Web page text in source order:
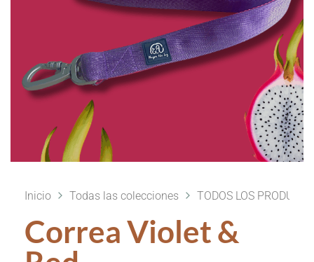
Inicio Todas las colecciones TODOS LOS
Correa Violet &